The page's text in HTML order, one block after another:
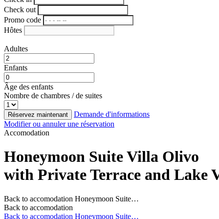
Check out
Promo code
Hôtes
Adultes
Enfants
Âge des enfants
Nombre de chambres / de suites
Réservez maintenant
Demande d'informations
Modifier ou annuler une réservation
Accomodation
Honeymoon Suite Villa Olivo
with Private Terrace and Lake
Back to accomodation Honeymoon Suite…
Back to accomodation
Back to accomodation Honeymoon Suite…